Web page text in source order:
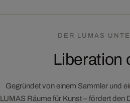
DER LUMAS
Liberation
Gegründet von einem Sammler und
LUMAS Räume für Kunst – fördert den